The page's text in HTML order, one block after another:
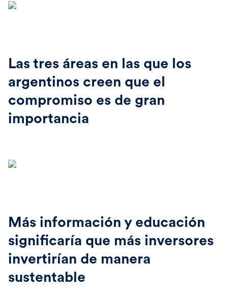
Las tres áreas en las que los
argentinos creen que el
compromiso es de gran
importancia
Más información y educación
significaría que más inversores
invertirían de manera
sustentable